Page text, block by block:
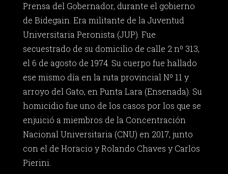
Prensa del Gobernador, durante el gobierno
de Bidegain. Era militante de la Juventud
Universitaria Peronista (JUP). Fue
secuestrado de su domicilio de calle 2 nº 313,
el 6 de agosto de 1974. Su cuerpo fue hallado
ese mismo día en la ruta provincial Nº 11 y
arroyo del Gato, en Punta Lara (Ensenada). Su
homicidio fue uno de los casos por los que se
enjuició a miembros de la Concentración
Nacional Universitaria (CNU) en 2017, junto
con el de Horacio y Rolando Chaves y Carlos
Pierini.